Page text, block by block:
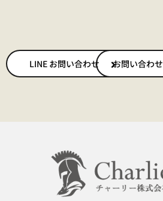
LINE お問い合わせ お問い合わせ